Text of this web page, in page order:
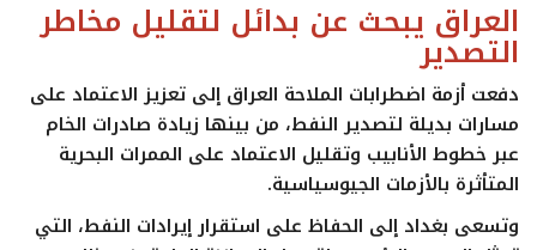
العراق يبحث عن بدائل لتقليل مخاطر
التصدير
دفعت أزمة اضطرابات الملاحة العراق إلى تعزيز الاعتماد على
مسارات بديلة لتصدير النفط، من بينها زيادة صادرات الخام
عبر خطوط الأنابيب وتقليل الاعتماد على الممرات البحرية
المتأثرة بالأزمات الجيوسياسية.
وتسعى بغداد إلى الحفاظ على استقرار إيرادات النفط، التي